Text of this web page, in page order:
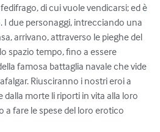
di cui vuole vendicarsi; ed è
I due personaggi, intrecciando una
arrivano, attraverso le pieghe del
spazio tempo, fino a essere
famosa battaglia navale che vide
Riusciranno i nostri eroi a
dalla morte li riporti in vita alla loro
a fare le spese del loro erotico